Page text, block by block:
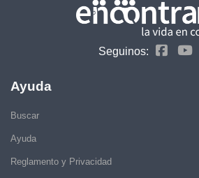
Seguinos:
Ayuda
Buscar
Ayuda
Reglamento y Privacidad